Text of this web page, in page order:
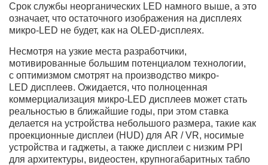
Срок службы неорганических LED намного выше, а это
означает, что остаточного изображения на дисплеях
микро-LED не будет, как на OLED-дисплеях.
Несмотря на узкие места разработчики,
мотивированные большим потенциалом технологии,
с оптимизмом смотрят на производство микро-
LED дисплеев. Ожидается, что полноценная
коммерциализация микро-LED дисплеев может стать
реальностью в ближайшие годы, при этом ставка
делается на устройства небольшого размера, такие как
проекционные дисплеи (HUD) для AR / VR, носимые
устройства и гаджеты, а также дисплеи с низким PPI
для архитектуры, видеостен, крупногабаритных табло